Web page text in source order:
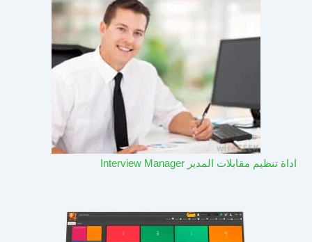
اداة تنظيم مقابلات المدير Interview Manager